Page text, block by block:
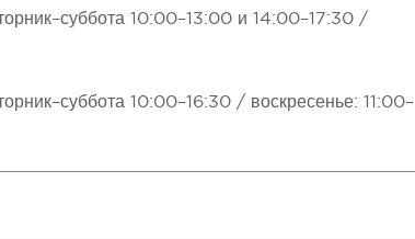
10:00–13:00 и 14:00–17:30 /
10:00–16:30 / воскресенье: 11:00–